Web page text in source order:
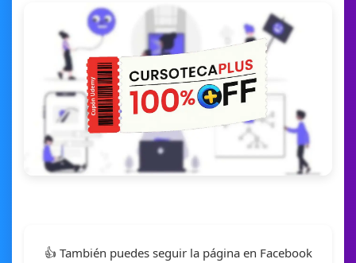
👍 También puedes seguir la página en Facebook